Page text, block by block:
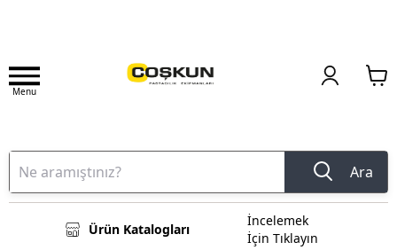
Menu
Ara
Ürün Katalogları
İncelemek
İçin Tıklayın